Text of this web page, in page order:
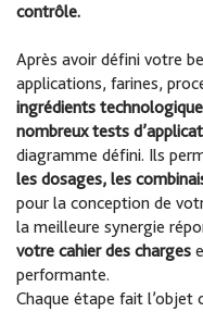
contrôle.
Après avoir défini votre
applications, farines,
ingrédients
nombreux tests
diagramme défini. Ils
les dosages, les
pour la conception de
la meilleure synergie
votre cahier des charges
performante.
Chaque étape fait l’objet